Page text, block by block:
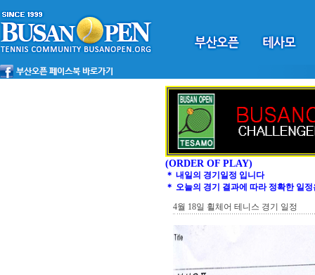
(ORDER OF PLAY)
＊ 내일의 경기일정 입니다
＊ 오늘의 경기 결과에 따라 정확한 일
4월 18일 휠체어 테니스 경기 일정